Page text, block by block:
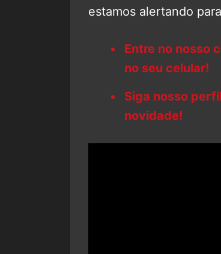
estamos alertando
Entre no nosso
no seu celular!
Siga nosso
novidade!